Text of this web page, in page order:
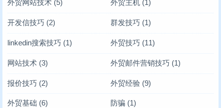
外贸网站技术 (5) 外贸主机 (1)
开发信技巧 (2) 群发技巧 (1)
linkedin搜索技巧 (1) 外贸技巧 (11)
网站技术 (3) 外贸邮件营销技巧 (1)
报价技巧 (2) 外贸经验 (9)
外贸基础 (6) 防骗 (1)